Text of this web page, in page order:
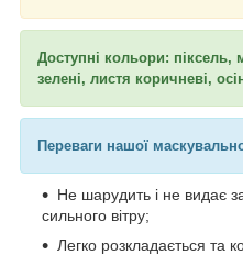
Доступні кольори:
зелені, листя коричневі,
Переваги нашої
Не шарудить і не видає
сильного вітру;
Легко розкладається та